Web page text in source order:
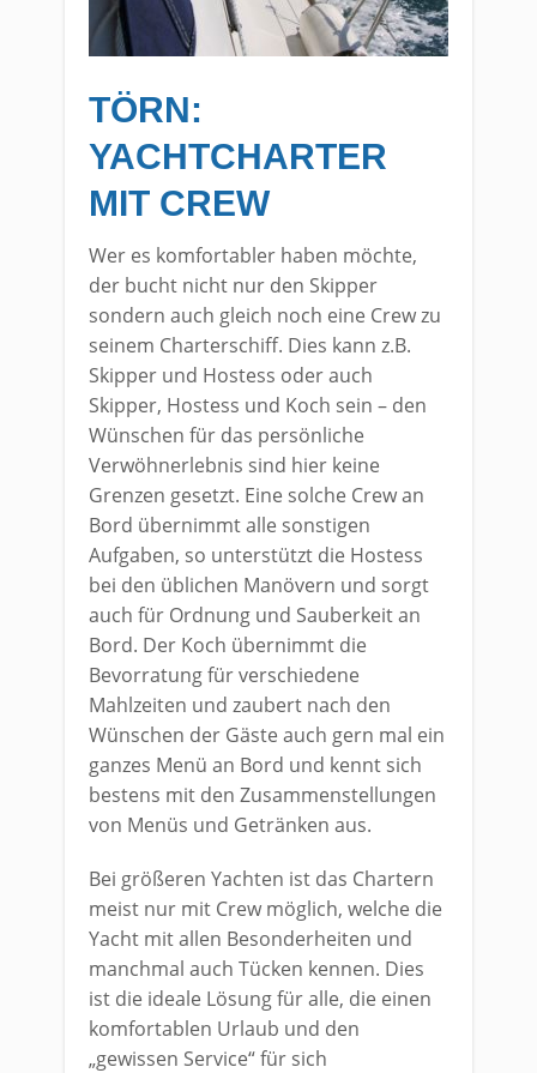
TÖRN:
YACHTCHARTER
MIT CREW
Wer es komfortabler haben möchte,
der bucht nicht nur den Skipper
sondern auch gleich noch eine Crew zu
seinem Charterschiff. Dies kann z.B.
Skipper und Hostess oder auch
Skipper, Hostess und Koch sein – den
Wünschen für das persönliche
Verwöhnerlebnis sind hier keine
Grenzen gesetzt. Eine solche Crew an
Bord übernimmt alle sonstigen
Aufgaben, so unterstützt die Hostess
bei den üblichen Manövern und sorgt
auch für Ordnung und Sauberkeit an
Bord. Der Koch übernimmt die
Bevorratung für verschiedene
Mahlzeiten und zaubert nach den
Wünschen der Gäste auch gern mal ein
ganzes Menü an Bord und kennt sich
bestens mit den Zusammenstellungen
von Menüs und Getränken aus.
Bei größeren Yachten ist das Chartern
meist nur mit Crew möglich, welche die
Yacht mit allen Besonderheiten und
manchmal auch Tücken kennen. Dies
ist die ideale Lösung für alle, die einen
komfortablen Urlaub und den
„gewissen Service“ für sich